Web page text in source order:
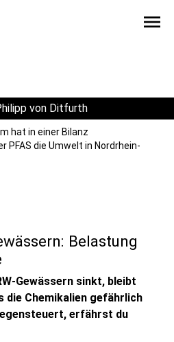
menu
von Ditfurth
hat in einer Bilanz
PFAS die Umwelt in Nordrhein-
Belastung
Gewässern sinkt, bleibt
die Chemikalien gefährlich
erfährst du